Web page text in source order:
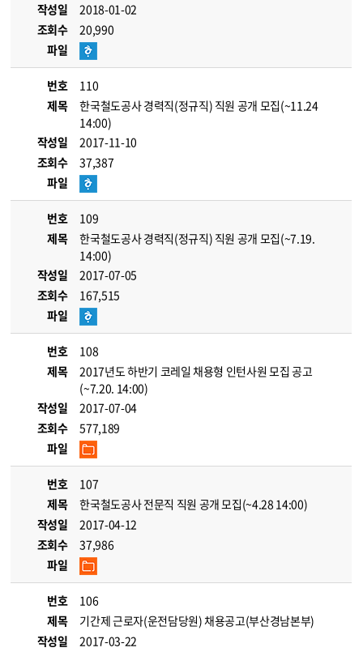
작성일
2018-01-02
조회수
20,990
파일
번호
110
제목
한국철도공사 경력직(정규직) 직원 공개 모집(~11.24
14:00)
작성일
2017-11-10
조회수
37,387
파일
번호
109
제목
한국철도공사 경력직(정규직) 직원 공개 모집(~7.19.
14:00)
작성일
2017-07-05
조회수
167,515
파일
번호
108
제목
2017년도 하반기 코레일 채용형 인턴사원 모집 공고
(~7.20. 14:00)
작성일
2017-07-04
조회수
577,189
파일
번호
107
제목
한국철도공사 전문직 직원 공개 모집(~4.28 14:00)
작성일
2017-04-12
조회수
37,986
파일
번호
106
제목
기간제 근로자(운전담당원) 채용공고(부산경남본부)
작성일
2017-03-22